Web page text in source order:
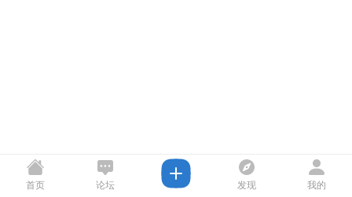
首页 论坛 发现 我的